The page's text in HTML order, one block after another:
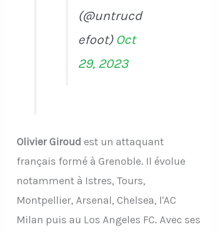
(@untrucd
efoot) Oct
29, 2023
Olivier Giroud est un attaquant
français formé à Grenoble. Il évolue
notamment à Istres, Tours,
Montpellier, Arsenal, Chelsea, l'AC
Milan puis au Los Angeles FC. Avec ses